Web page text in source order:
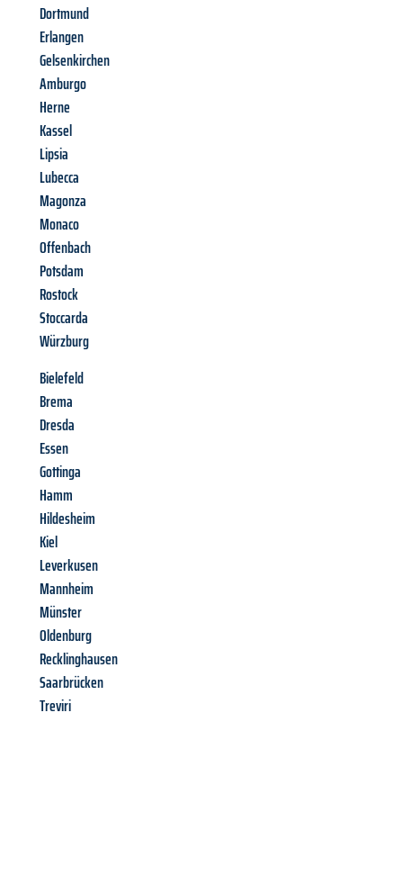
Dortmund
Erlangen
Gelsenkirchen
Amburgo
Herne
Kassel
Lipsia
Lubecca
Magonza
Monaco
Offenbach
Potsdam
Rostock
Stoccarda
Würzburg
Bielefeld
Brema
Dresda
Essen
Gottinga
Hamm
Hildesheim
Kiel
Leverkusen
Mannheim
Münster
Oldenburg
Recklinghausen
Saarbrücken
Treviri